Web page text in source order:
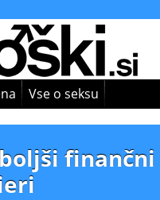
Vse o seksu
finančni